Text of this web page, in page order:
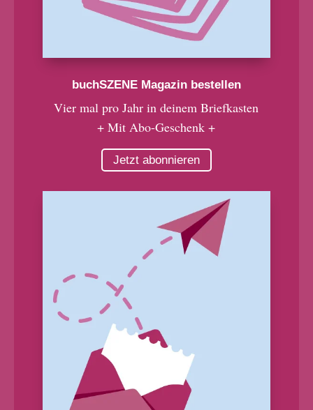
buchSZENE Magazin bestellen
Vier mal pro Jahr in deinem Briefkasten
+ Mit Abo-Geschenk +
Jetzt abonnieren